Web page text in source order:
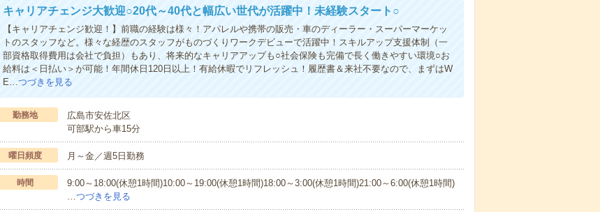
キャリアチェンジ大歓迎○20代～40代と幅広い世代が活躍中！未経験スタート○
【キャリアチェンジ歓迎！】前職の経験は様々！アパレルや携帯の販売・車のディーラー・スーパーマーケッ
トのスタッフなど。様々な経歴のスタッフがものづくりワークデビューで活躍中！スキルアップ支援体制（一
部資格取得費用は会社で負担）もあり、将来的なキャリアアップも○社会保険も完備で長く働きやすい環境○お
給料は＜日払い＞が可能！年間休日120日以上！有給休暇でリフレッシュ！履歴書＆来社不要なので、まずはW
E… つづきを見る
勤務地
広島市安佐北区
可部駅から車15分
曜日頻度 月～金／週5日勤務
時間
9:00～18:00(休憩1時間)10:00～19:00(休憩1時間)18:00～3:00(休憩1時間)21:00～6:00(休憩1時間)
つづきを見る